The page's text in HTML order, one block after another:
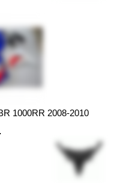
1000RR 2008-2010